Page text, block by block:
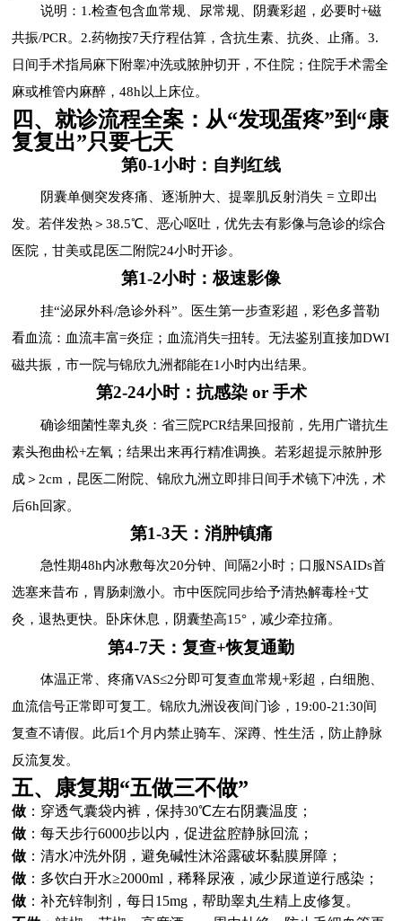
说明：1.检查包含血常规、尿常规、阴囊彩超，必要时+磁
共振/PCR。2.药物按7天疗程估算，含抗生素、抗炎、止痛。3.
日间手术指局麻下附睾冲洗或脓肿切开，不住院；住院手术需全
麻或椎管内麻醉，48h以上床位。
四、就诊流程全案：从“发现蛋疼”到“康
复复出”只要七天
第0-1小时：自判红线
阴囊单侧突发疼痛、逐渐肿大、提睾肌反射消失 = 立即出
发。若伴发热＞38.5℃、恶心呕吐，优先去有影像与急诊的综合
医院，甘美或昆医二附院24小时开诊。
第1-2小时：极速影像
挂“泌尿外科/急诊外科”。医生第一步查彩超，彩色多普勒
看血流：血流丰富=炎症；血流消失=扭转。无法鉴别直接加DWI
磁共振，市一院与锦欣九洲都能在1小时内出结果。
第2-24小时：抗感染 or 手术
确诊细菌性睾丸炎：省三院PCR结果回报前，先用广谱抗生
素头孢曲松+左氧；结果出来再行精准调换。若彩超提示脓肿形
成＞2cm，昆医二附院、锦欣九洲立即排日间手术镜下冲洗，术
后6h回家。
第1-3天：消肿镇痛
急性期48h内冰敷每次20分钟、间隔2小时；口服NSAIDs首
选塞来昔布，胃肠刺激小。市中医院同步给予清热解毒栓+艾
灸，退热更快。卧床休息，阴囊垫高15°，减少牵拉痛。
第4-7天：复查+恢复通勤
体温正常、疼痛VAS≤2分即可复查血常规+彩超，白细胞、
血流信号正常即可复工。锦欣九洲设夜间门诊，19:00-21:30间
复查不请假。此后1个月内禁止骑车、深蹲、性生活，防止静脉
反流复发。
五、康复期“五做三不做”
做 ：穿透气囊袋内裤，保持30℃左右阴囊温度；
做 ：每天步行6000步以内，促进盆腔静脉回流；
做 ：清水冲洗外阴，避免碱性沐浴露破坏黏膜屏障；
做 ：多饮白开水≥2000ml，稀释尿液，减少尿道逆行感染；
做 ：补充锌制剂，每日15mg，帮助睾丸生精上皮修复。